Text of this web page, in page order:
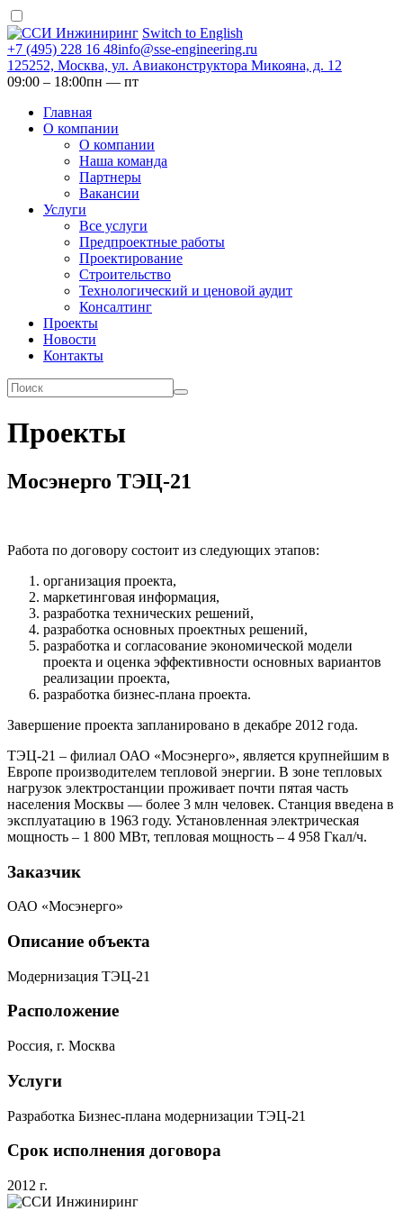
Switch to English
+7 (495) 228 16 48info@sse-engineering.ru
125252, Москва, ул. Авиаконструктора Микояна, д. 12
09:00 ‒ 18:00пн — пт
Главная
О компании
О компании
Наша команда
Партнеры
Вакансии
Услуги
Все услуги
Предпроектные работы
Проектирование
Строительство
Технологический и ценовой аудит
Консалтинг
Проекты
Новости
Контакты
Проекты
Мосэнерго ТЭЦ-21
Работа по договору состоит из следующих этапов:
организация проекта,
маркетинговая информация,
разработка технических решений,
разработка основных проектных решений,
разработка и согласование экономической модели
проекта и оценка эффективности основных вариантов
реализации проекта,
разработка бизнес-плана проекта.
Завершение проекта запланировано в декабре 2012 года.
ТЭЦ-21 – филиал ОАО «Мосэнерго», является крупнейшим в
Европе производителем тепловой энергии. В зоне тепловых
нагрузок электростанции проживает почти пятая часть
населения Москвы — более 3 млн человек. Станция введена в
эксплуатацию в 1963 году. Установленная электрическая
мощность – 1 800 МВт, тепловая мощность – 4 958 Гкал/ч.
Заказчик
ОАО «Мосэнерго»
Описание объекта
Модернизация ТЭЦ-21
Расположение
Россия, г. Москва
Услуги
Разработка Бизнес-плана модернизации ТЭЦ-21
Срок исполнения договора
2012 г.